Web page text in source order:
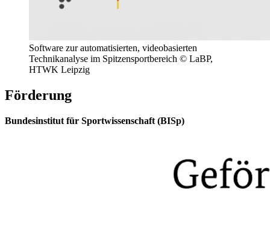
Software zur automatisierten, videobasierten
Technikanalyse im Spitzensportbereich © LaBP,
HTWK Leipzig
Förderung
Bundesinstitut für Sportwissenschaft (BISp)